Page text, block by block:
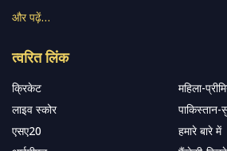
और पढ़ें…
त्वरित लिंक
क्रिकेट
महिला-
लाइव स्कोर
पाकिस्तान-
एसए20
हमारे बारे में